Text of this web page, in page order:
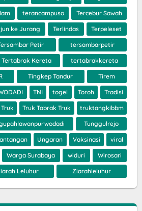
terancampuso Tercebur Sawah
ke Jurang Terlindas Terpeleset
Petir tersambarpetir
Tertabrak Kereta tertabrakkereta
Tingkep Tandur Tirem
TNI togel Toroh Tradisi
Truk Truk Tabrak Truk truktangkibbm
Tunggulrejo
Ungaran Vaksinasi viral
Warga Surabaya widuri Wirosari
Leluhur Ziarahleluhur